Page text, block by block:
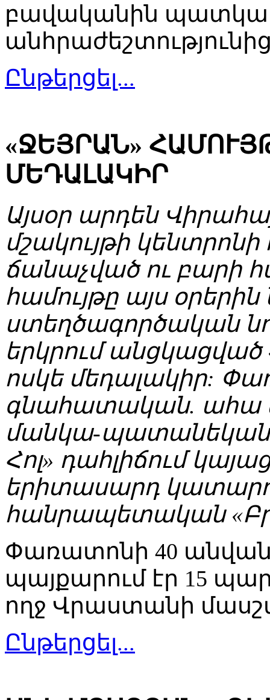
բավականին
Ընթերցել...
«ՋԵՅՐԱՆ»
ՄԵԴԱԼԱԿԻՐ
Այսօր արդեն
մշակույթի
ճանաչված ու բարի
համույթը այս
ստեղծագործական
երկրում
ոսկե մեդալակիր:
գնահատական. ահա
մանկա-պատանեկան
Հոլ» դահլիճում
երիտասարդ
հանրապետական
Փառատոնի 40
պայքարում էր 15
ողջ Վրաստանի
Ընթերցել...